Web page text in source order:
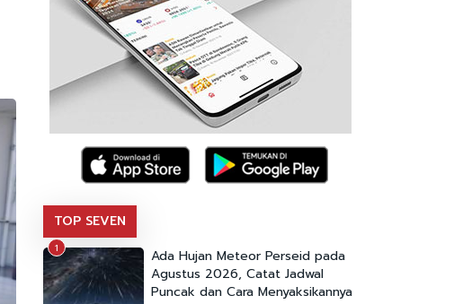
TOP SEVEN
1
Ada Hujan Meteor Perseid pada
Agustus 2026, Catat Jadwal
Puncak dan Cara Menyaksikannya